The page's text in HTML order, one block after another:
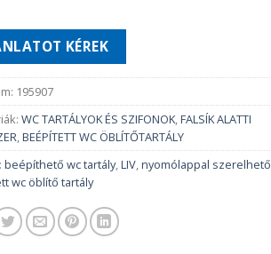
KÉREK
195907
WC TARTÁLYOK ÉS SZIFONOK,FALSÍK ALATTI
,BEÉPÍTETT WC ÖBLÍTŐTARTÁLY
beépíthető wc tartály,LIV,nyomólappal szerelhető
wc öblítő tartály